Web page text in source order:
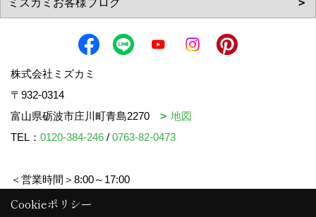
株式会社ミズカミ
〒932-0314
富山県砺波市庄川町青島2270
地図
TEL： 0120-384-246 / 0763-82-0473
＜営業時間＞8:00～17:00
＜定休日＞水曜日・祝日
Cookieポリシー